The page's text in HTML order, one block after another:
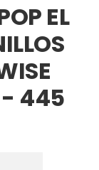
EL
- 445